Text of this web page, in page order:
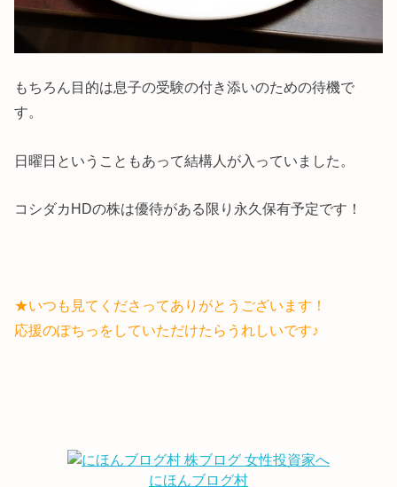
もちろん目的は息子の受験の付き添いのための待機で
す。
日曜日ということもあって結構人が入っていました。
コシダカHDの株は優待がある限り永久保有予定です！
★いつも見てくださってありがとうございます！
応援のぽちっをしていただけたらうれしいです♪
にほんブログ村